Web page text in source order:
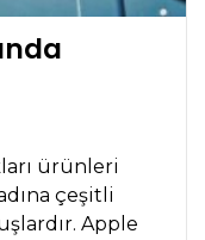
ürünleri
çeşitli
Apple